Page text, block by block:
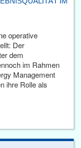
operative
Der
dem
im Rahmen
Management
ihre Rolle als